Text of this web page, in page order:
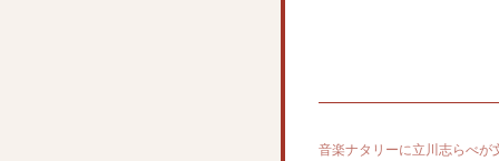
音楽ナタリーに立川志らべが